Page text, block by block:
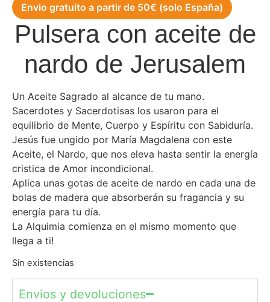
Envio gratuito a partir de 50€ (solo España)
Pulsera con aceite de
nardo de Jerusalem
Un Aceite Sagrado al alcance de tu mano.
Sacerdotes y Sacerdotisas los usaron para el
equilibrio de Mente, Cuerpo y Espíritu con Sabiduría.
Jesús fue ungido por María Magdalena con este
Aceite, el Nardo, que nos eleva hasta sentir la energía
cristica de Amor incondicional.
Aplica unas gotas de aceite de nardo en cada una de
bolas de madera que absorberán su fragancia y su
energía para tu día.
La Alquimia comienza en el mismo momento que
llega a ti!
Sin existencias
Envios y devoluciones